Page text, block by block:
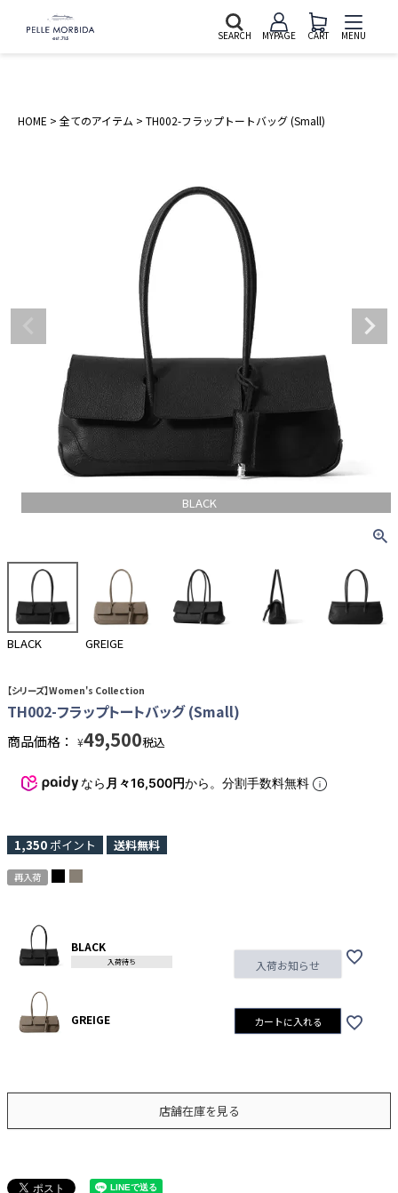
SEARCH MYPAGE CART MENU
HOME 全てのアイテム TH002-フラップトートバッグ (Small)
BLACK
BLACK GREIGE
【シリーズ】Women's Collection
TH002-フラップトートバッグ (Small)
商品価格： ¥49,500税込
なら 月々16,500円から。分割手数料無料
1,350 ポイント 送料無料
再入荷
BLACK
入荷待ち 入荷お知らせ
GREIGE カートに入れる
店舗在庫を見る